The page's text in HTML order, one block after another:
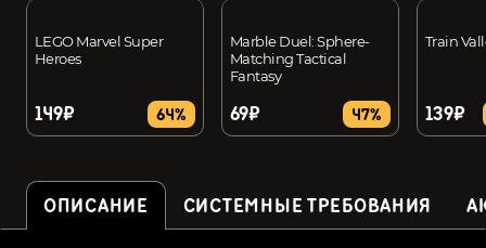
LEGO Marvel Super
Heroes
149₽ 64%
Marble Duel: Sphere-
Matching Tactical
Fantasy
69₽ 47%
Train
139₽
ОПИСАНИЕ СИСТЕМНЫЕ ТРЕБОВАНИЯ